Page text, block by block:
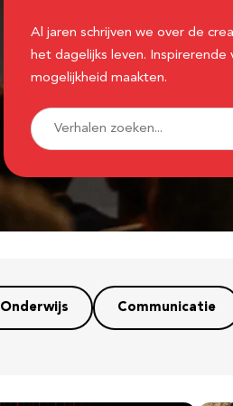
Al jaren schrijven we over de
het dagelijks leven. Inspirerende
mogelijkheid maakten.
Onderwijs Communicatie